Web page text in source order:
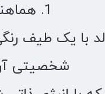
1. هماهنگی با انرژی درونی
با یک طیف
شخصیتی